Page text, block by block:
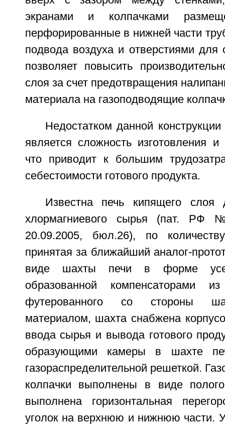
экранами и колпачками
перфорированные в нижней части
подвода воздуха и отверстиями для
позволяет повысить
слоя за счет предотвращения
материала на газоподводящие
Недостатком данной
является сложность изготовления
что приводит к большим
себестоимости готового продукта.
Известна печь кипящего слоя
хлормагниевого сырья (пат. РФ
20.09.2005, бюл.26), по
принятая за ближайший аналог-
виде шахты печи в форме
образованной компенсаторами
футерованного со стороны
материалом, шахта снабжена
ввода сырья и вывода готового
образующими камеры в шахте
газораспределительной решеткой.
колпачки выполнены в виде
выполнена горизонтальная
уголок на верхнюю и нижнюю части.